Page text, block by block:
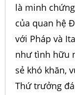
là minh
của quan hệ
với Pháp và
như tình hữu
sẻ khó khăn,
Thứ trưởng